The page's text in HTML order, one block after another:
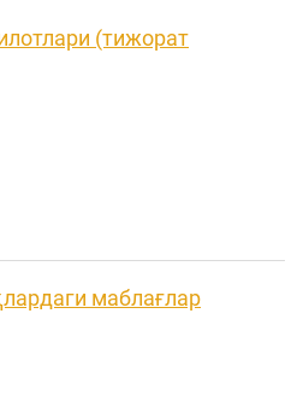
(тижорат
маблағлар